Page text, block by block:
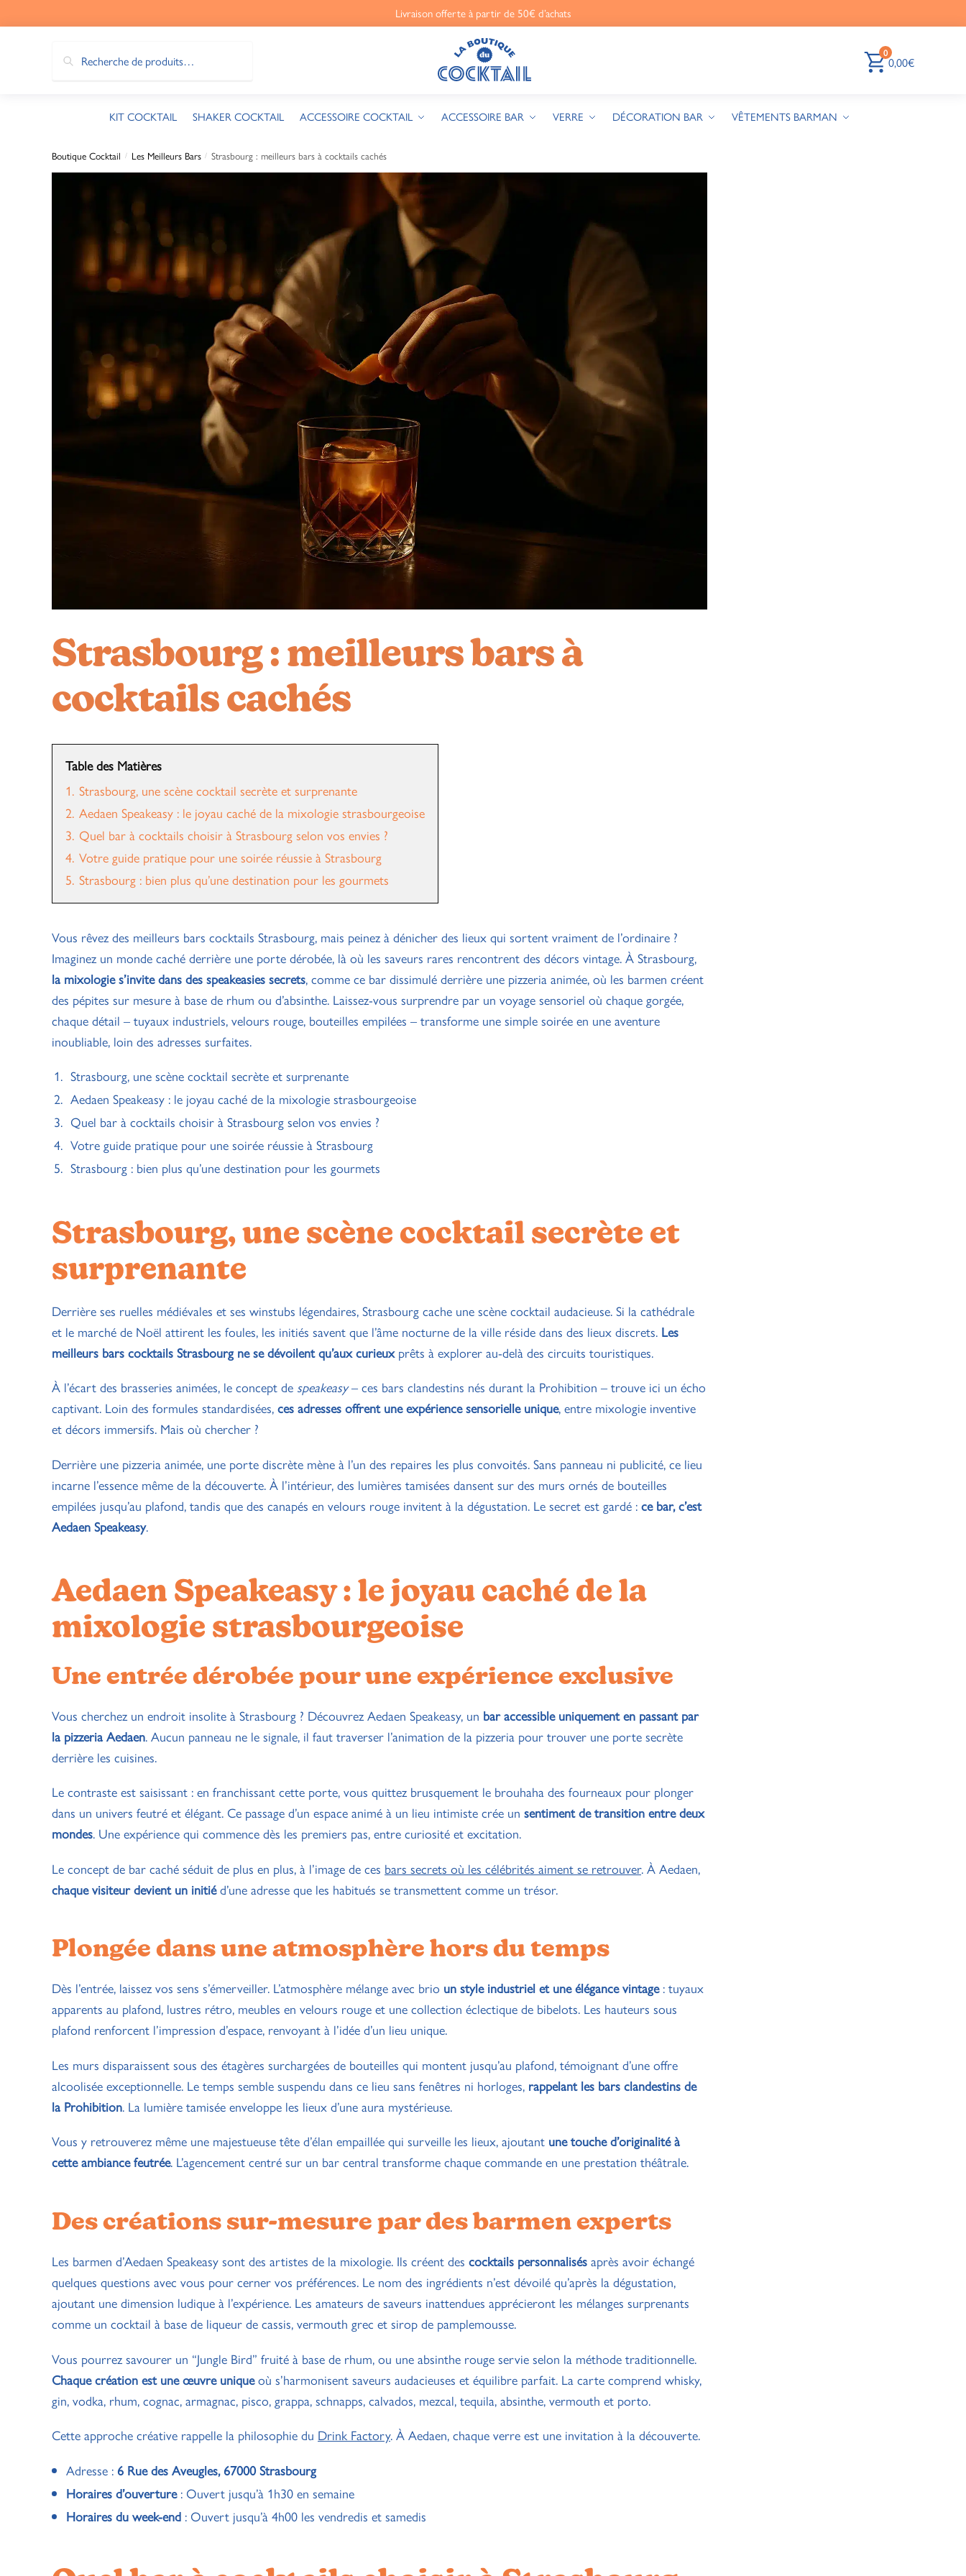
Livraison offerte à partir de 50€ d’achats
0
0,00€
KIT COCKTAIL SHAKER COCKTAIL ACCESSOIRE COCKTAIL ACCESSOIRE BAR VERRE DÉCORATION BAR VÊTEMENTS BARMAN
Boutique Cocktail / Les Meilleurs Bars / Strasbourg : meilleurs bars à cocktails cachés
Strasbourg : meilleurs bars à
cocktails cachés
Table des Matières
1. Strasbourg, une scène cocktail secrète et surprenante
2. Aedaen Speakeasy : le joyau caché de la mixologie strasbourgeoise
3. Quel bar à cocktails choisir à Strasbourg selon vos envies ?
4. Votre guide pratique pour une soirée réussie à Strasbourg
5. Strasbourg : bien plus qu’une destination pour les gourmets
Vous rêvez des meilleurs bars cocktails Strasbourg, mais peinez à dénicher des lieux qui sortent vraiment de l’ordinaire ?
Imaginez un monde caché derrière une porte dérobée, là où les saveurs rares rencontrent des décors vintage. À Strasbourg,
la mixologie s’invite dans des speakeasies secrets, comme ce bar dissimulé derrière une pizzeria animée, où les barmen créent
des pépites sur mesure à base de rhum ou d’absinthe. Laissez-vous surprendre par un voyage sensoriel où chaque gorgée,
chaque détail – tuyaux industriels, velours rouge, bouteilles empilées – transforme une simple soirée en une aventure
inoubliable, loin des adresses surfaites.
Strasbourg, une scène cocktail secrète et surprenante
Aedaen Speakeasy : le joyau caché de la mixologie strasbourgeoise
Quel bar à cocktails choisir à Strasbourg selon vos envies ?
Votre guide pratique pour une soirée réussie à Strasbourg
Strasbourg : bien plus qu’une destination pour les gourmets
Strasbourg, une scène cocktail secrète et
surprenante
Derrière ses ruelles médiévales et ses winstubs légendaires, Strasbourg cache une scène cocktail audacieuse. Si la cathédrale
et le marché de Noël attirent les foules, les initiés savent que l’âme nocturne de la ville réside dans des lieux discrets. Les
meilleurs bars cocktails Strasbourg ne se dévoilent qu’aux curieuxprêts à explorer au-delà des circuits touristiques.
À l’écart des brasseries animées, le concept de speakeasy– ces bars clandestins nés durant la Prohibition – trouve ici un écho
captivant. Loin des formules standardisées, ces adresses offrent une expérience sensorielle unique, entre mixologie inventive
et décors immersifs. Mais où chercher ?
Derrière une pizzeria animée, une porte discrète mène à l’un des repaires les plus convoités. Sans panneau ni publicité, ce lieu
incarne l’essence même de la découverte. À l’intérieur, des lumières tamisées dansent sur des murs ornés de bouteilles
empilées jusqu’au plafond, tandis que des canapés en velours rouge invitent à la dégustation. Le secret est gardé : ce bar, c’est
Aedaen Speakeasy.
Aedaen Speakeasy : le joyau caché de la
mixologie strasbourgeoise
Une entrée dérobée pour une expérience exclusive
Vous cherchez un endroit insolite à Strasbourg ? Découvrez Aedaen Speakeasy, un bar accessible uniquement en passant par
la pizzeria Aedaen. Aucun panneau ne le signale, il faut traverser l’animation de la pizzeria pour trouver une porte secrète
derrière les cuisines.
Le contraste est saisissant : en franchissant cette porte, vous quittez brusquement le brouhaha des fourneaux pour plonger
dans un univers feutré et élégant. Ce passage d’un espace animé à un lieu intimiste crée un sentiment de transition entre deux
mondes. Une expérience qui commence dès les premiers pas, entre curiosité et excitation.
Le concept de bar caché séduit de plus en plus, à l’image de ces bars secrets où les célébrités aiment se retrouver. À Aedaen,
chaque visiteur devient un initiéd’une adresse que les habitués se transmettent comme un trésor.
Plongée dans une atmosphère hors du temps
Dès l’entrée, laissez vos sens s’émerveiller. L’atmosphère mélange avec brio un style industriel et une élégance vintage: tuyaux
apparents au plafond, lustres rétro, meubles en velours rouge et une collection éclectique de bibelots. Les hauteurs sous
plafond renforcent l’impression d’espace, renvoyant à l’idée d’un lieu unique.
Les murs disparaissent sous des étagères surchargées de bouteilles qui montent jusqu’au plafond, témoignant d’une offre
alcoolisée exceptionnelle. Le temps semble suspendu dans ce lieu sans fenêtres ni horloges, rappelant les bars clandestins de
la Prohibition. La lumière tamisée enveloppe les lieux d’une aura mystérieuse.
Vous y retrouverez même une majestueuse tête d’élan empaillée qui surveille les lieux, ajoutant une touche d’originalité à
cette ambiance feutrée. L’agencement centré sur un bar central transforme chaque commande en une prestation théâtrale.
Des créations sur-mesure par des barmen experts
Les barmen d’Aedaen Speakeasy sont des artistes de la mixologie. Ils créent des cocktails personnalisés après avoir échangé
quelques questions avec vous pour cerner vos préférences. Le nom des ingrédients n’est dévoilé qu’après la dégustation,
ajoutant une dimension ludique à l’expérience. Les amateurs de saveurs inattendues apprécieront les mélanges surprenants
comme un cocktail à base de liqueur de cassis, vermouth grec et sirop de pamplemousse.
Vous pourrez savourer un “Jungle Bird” fruité à base de rhum, ou une absinthe rouge servie selon la méthode traditionnelle.
Chaque création est une œuvre uniqueoù s’harmonisent saveurs audacieuses et équilibre parfait. La carte comprend whisky,
gin, vodka, rhum, cognac, armagnac, pisco, grappa, schnapps, calvados, mezcal, tequila, absinthe, vermouth et porto.
Cette approche créative rappelle la philosophie du Drink Factory. À Aedaen, chaque verre est une invitation à la découverte.
Adresse : 6 Rue des Aveugles, 67000 Strasbourg
Horaires d’ouverture: Ouvert jusqu’à 1h30 en semaine
Horaires du week-end : Ouvert jusqu’à 4h00 les vendredis et samedis